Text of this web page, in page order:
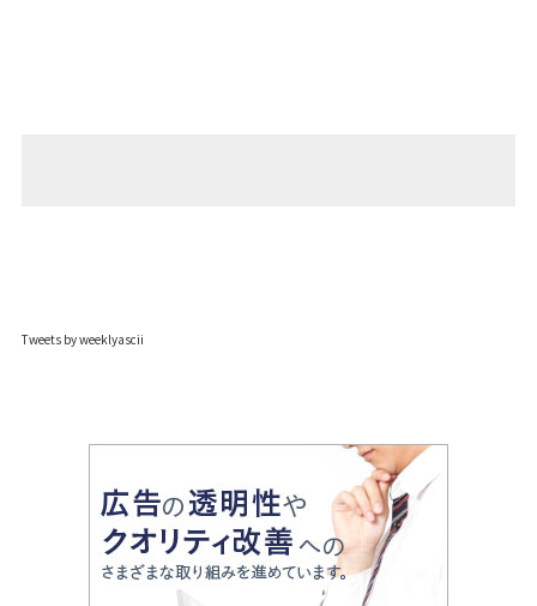
Tweets by weeklyascii